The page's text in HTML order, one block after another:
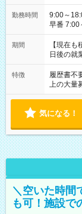
勤務時間
9:00～18:00（休憩60
早番 7:00～
い」 「余
たくない」
の方へ
の勤務時
期間
【現在
日後の就
特徴 履歴書不
上の大量
気になる！
＼空いた時間
も可！施設で